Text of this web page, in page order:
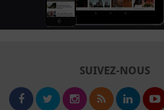
SUIVEZ-NOUS